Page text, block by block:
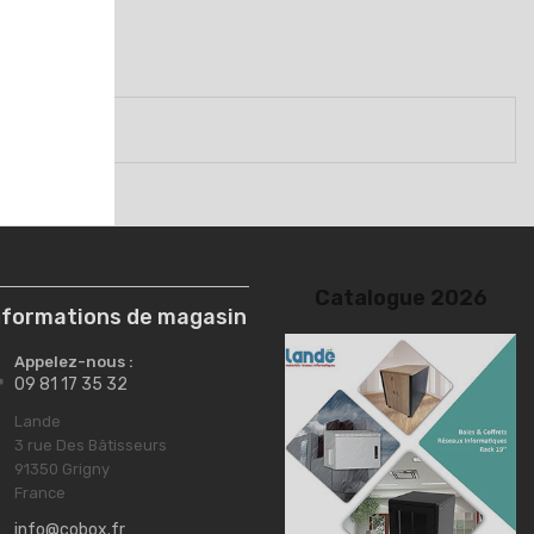
de magasin
Appelez-nous :
09 81 17 35 32
Lande
3 rue Des Bâtisseurs
91350 Grigny
France
info@cobox.fr